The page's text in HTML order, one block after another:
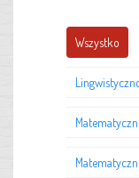
Wszystko